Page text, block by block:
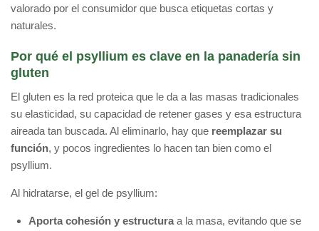
valorado por el consumidor que busca etiquetas cortas y
naturales.
Por qué el psyllium es clave en la panadería sin
gluten
El gluten es la red proteica que le da a las masas tradicionales
su elasticidad, su capacidad de retener gases y esa estructura
aireada tan buscada. Al eliminarlo, hay que reemplazar su
función, y pocos ingredientes lo hacen tan bien como el
psyllium.
Al hidratarse, el gel de psyllium:
Aporta cohesión y estructura a la masa, evitando que se